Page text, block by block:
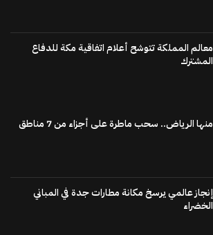
معالم المملكة تتوشح أعلام اتفاقية مكة للدفاع
المشترك
منها الرياض.. سحب ماطرة على أجزاء من 7 مناطق
إنجاز عالمي يرسخ مكانة مطارات جدة في المباني
الخضراء